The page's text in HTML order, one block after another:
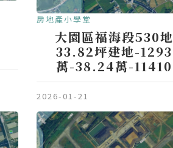
房地產小學堂
大園區福海段530地
33.82坪建地-1293
萬-38.24萬-11410
2026-01-21